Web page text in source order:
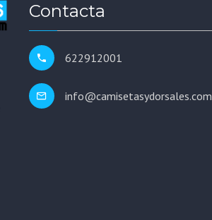
Contacta
622912001
info@camisetasydorsales.com